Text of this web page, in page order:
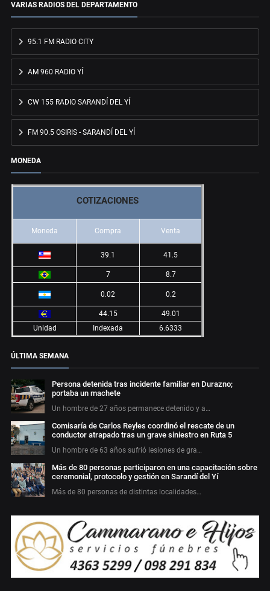
VARIAS RADIOS DEL DEPARTAMENTO
95.1 FM RADIO CITY
AM 960 RADIO YÍ
CW 155 RADIO SARANDÍ DEL YÍ
FM 90.5 OSIRIS - SARANDÍ DEL YÍ
MONEDA
COTIZACIONES
Moneda Compra Venta
39.1 41.5
7 8.7
0.02 0.2
44.15
49.01
Unidad
Indexada 6.6333
ÚLTIMA SEMANA
Persona detenida tras incidente familiar en Durazno;
portaba un machete
Un hombre de 27 años permanece detenido y a…
Comisaría de Carlos Reyles coordinó el rescate de un
conductor atrapado tras un grave siniestro en Ruta 5
Un hombre de 63 años sufrió lesiones de gra…
Más de 80 personas participaron en una capacitación sobre
ceremonial, protocolo y gestión en Sarandí del Yí
Más de 80 personas de distintas localidades…